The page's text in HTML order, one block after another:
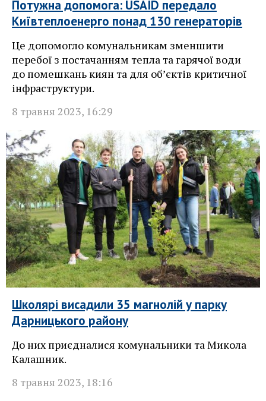
Потужна допомога: USAID передало
Київтеплоенерго понад 130 генераторів
Це допомогло комунальникам зменшити
перебої з постачанням тепла та гарячої води
до помешкань киян та для об’єктів критичної
інфраструктури.
8 травня 2023, 16:29
Школярі висадили 35 магнолій у парку
Дарницького району
До них приєдналися комунальники та Микола
Калашник.
8 травня 2023, 18:16